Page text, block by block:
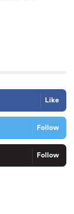
Like
Follow
Follow